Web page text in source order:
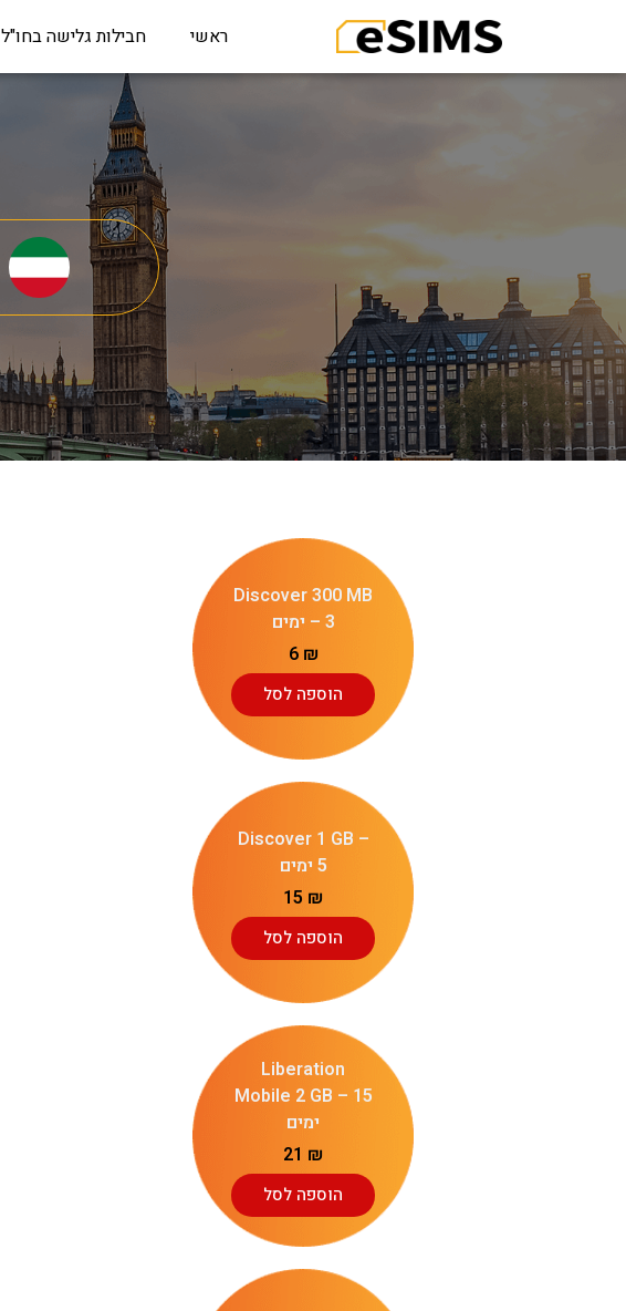
ראשי חבילות גלישה בחו"ל
Discover 300 MB
– 3 ימים
6 ₪
הוספה לסל
Discover 1 GB –
5 ימים
15 ₪
הוספה לסל
Liberation
Mobile 2 GB – 15
ימים
21 ₪
הוספה לסל